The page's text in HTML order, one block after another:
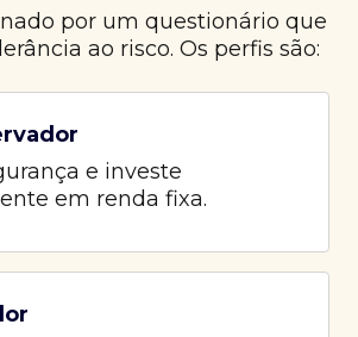
por um questionário que
ao risco. Os perfis são:
e investe
em renda fixa.